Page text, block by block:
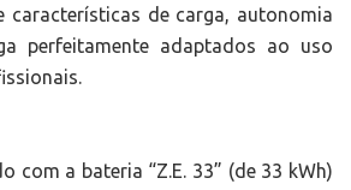
características de carga, autonomia
perfeitamente adaptados ao uso
com a bateria “Z.E. 33” (de 33 kWh)